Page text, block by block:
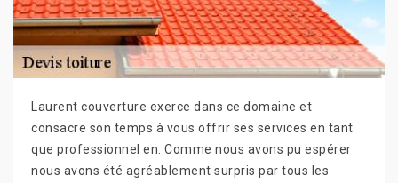
Laurent couverture exerce dans ce domaine et
consacre son temps à vous offrir ses services en tant
que professionnel en. Comme nous avons pu espérer
nous avons été agréablement surpris par tous les